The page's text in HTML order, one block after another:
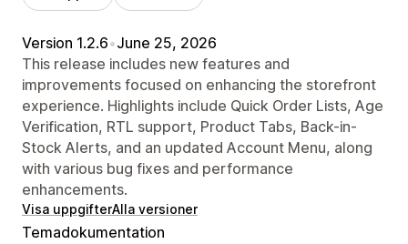
Version 1.2.6•June 25, 2026
This release includes new features and
improvements focused on enhancing the storefront
experience. Highlights include Quick Order Lists, Age
Verification, RTL support, Product Tabs, Back-in-
Stock Alerts, and an updated Account Menu, along
with various bug fixes and performance
enhancements.
Visa uppgifterAlla versioner
Temadokumentation